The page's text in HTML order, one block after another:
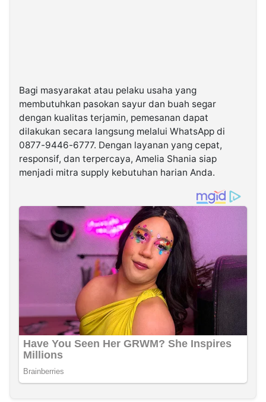
Bagi masyarakat atau pelaku usaha yang
membutuhkan pasokan sayur dan buah segar
dengan kualitas terjamin, pemesanan dapat
dilakukan secara langsung melalui WhatsApp di
0877-9446-6777. Dengan layanan yang cepat,
responsif, dan terpercaya, Amelia Shania siap
menjadi mitra supply kebutuhan harian Anda.